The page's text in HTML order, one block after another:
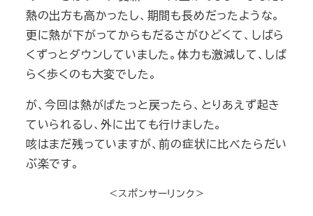
熱の出方も高かったし、期間も長めだったような。
更に熱が下がってからもだるさがひどくて、しばら
くずっとダウンしていました。体力も激減して、しば
らく歩くのも大変でした。
が、今回は熱がぱたっと戻ったら、とりあえず起き
ていられるし、外に出ても行けました。
咳はまだ残っていますが、前の症状に比べたらだい
ぶ楽です。
＜スポンサーリンク＞